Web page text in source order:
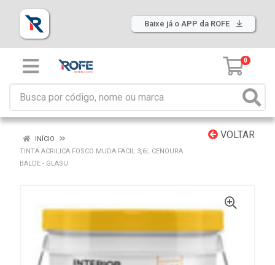
Baixe já o APP da ROFE
0
VOLTAR
INÍCIO
TINTA ACRILICA FOSCO MUDA FACIL 3,6L CENOURA
BALDE - GLASU